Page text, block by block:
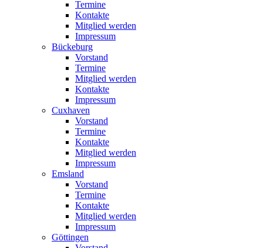
Termine
Kontakte
Mitglied werden
Impressum
Bückeburg
Vorstand
Termine
Mitglied werden
Kontakte
Impressum
Cuxhaven
Vorstand
Termine
Kontakte
Mitglied werden
Impressum
Emsland
Vorstand
Termine
Kontakte
Mitglied werden
Impressum
Göttingen